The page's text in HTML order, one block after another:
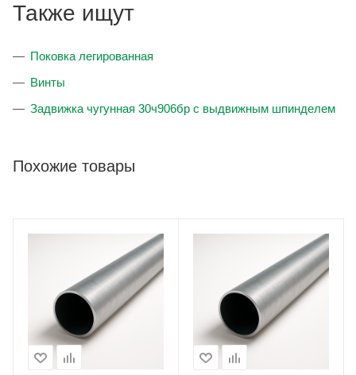
Также ищут
Поковка легированная
Винты
Задвижка чугунная 30ч906бр с выдвижным шпинделем
Похожие товары